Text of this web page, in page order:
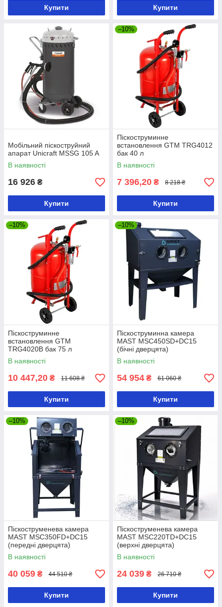
Купити Купити
Мобільний піскоструйний
апарат Unicraft MSSG 105 A
В наявності
16 926 ₴
Купити
–10%
Піскоструминне
встановлення GTM TRG4012
бак 40 л
В наявності
7 396,20 ₴ 8 218 ₴
Купити
–10%
Піскоструминне
встановлення GTM
TRG4020B бак 75 л
В наявності
10 447,20 ₴ 11 608 ₴
Купити
–10%
Піскоструминна камера
MAST MSC450SD+DC15
(бічні дверцята)
В наявності
54 954 ₴ 61 060 ₴
Купити
–10%
Піскоструменева камера
MAST MSC350FD+DC15
(передні дверцята)
В наявності
40 059 ₴ 44 510 ₴
Купити
–10%
Піскоструменева камера
MAST MSC220TD+DC15
(верхні дверцята)
В наявності
24 039 ₴ 26 710 ₴
Купити